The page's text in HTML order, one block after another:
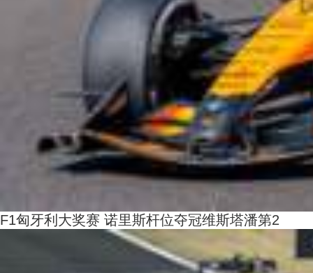
F1匈牙利大奖赛 诺里斯杆位夺冠维斯塔潘第2